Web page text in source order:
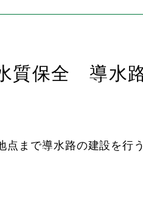
保全 導水
まで導水路の建設を行